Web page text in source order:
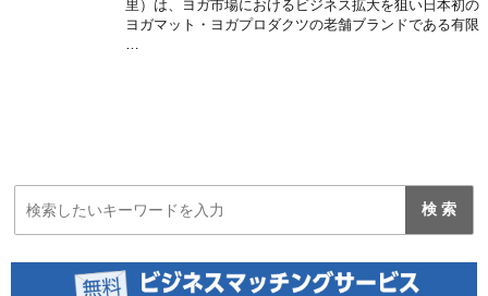
里）は、ヨガ市場におけるビジネス拡大を狙い日本初の
ヨガマット・ヨガプロダクツの老舗ブランドである有限